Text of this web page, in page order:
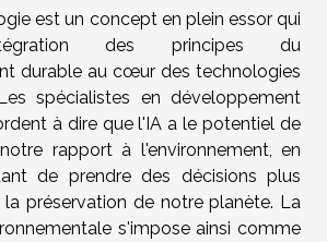
est un concept en plein essor qui
des principes du
durable au cœur des technologies
spécialistes en développement
à dire que l'IA a le potentiel de
rapport à l'environnement, en
de prendre des décisions plus
la préservation de notre planète. La
s'impose ainsi comme